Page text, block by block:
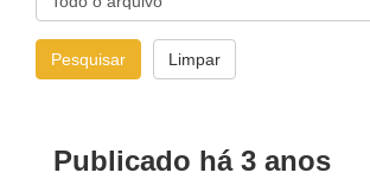
Pesquisar Limpar
Publicado há 3 anos